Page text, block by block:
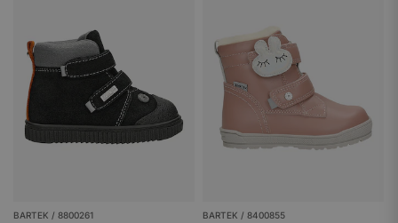
BARTEK / 8800261 BARTEK / 8400855